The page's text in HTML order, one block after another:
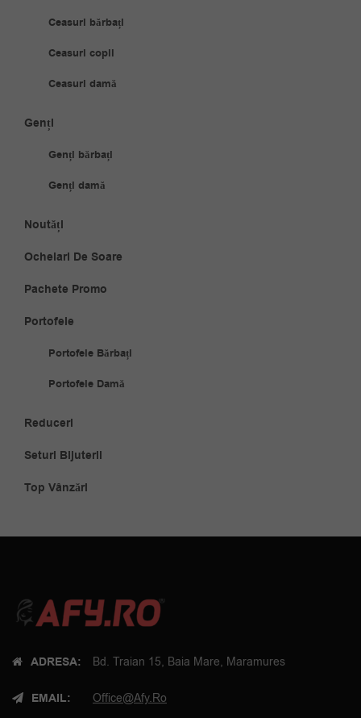
Ceasuri bărbați
Ceasuri copii
Ceasuri damă
Genți
Genți bărbați
Genți damă
Noutăți
Ochelari De Soare
Pachete Promo
Portofele
Portofele Bărbați
Portofele Damă
Reduceri
Seturi Bijuterii
Top Vânzări
ADRESA: Bd. Traian 15, Baia Mare, Maramures
EMAIL: Office@afy.ro